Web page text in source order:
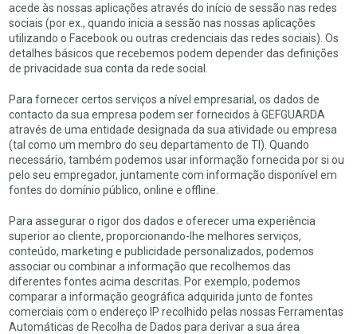
acede às nossas aplicações através do início de sessão nas redes
sociais (por ex., quando inicia a sessão nas nossas aplicações
utilizando o Facebook ou outras credenciais das redes sociais). Os
detalhes básicos que recebemos podem depender das definições
de privacidade sua conta da rede social.
Para fornecer certos serviços a nível empresarial, os dados de
contacto da sua empresa podem ser fornecidos à GEFGUARDA
através de uma entidade designada da sua atividade ou empresa
(tal como um membro do seu departamento de TI). Quando
necessário, também podemos usar informação fornecida por si ou
pelo seu empregador, juntamente com informação disponível em
fontes do domínio público, online e offline.
Para assegurar o rigor dos dados e oferecer uma experiência
superior ao cliente, proporcionando-lhe melhores serviços,
conteúdo, marketing e publicidade personalizados, podemos
associar ou combinar a informação que recolhemos das
diferentes fontes acima descritas. Por exemplo, podemos
comparar a informação geográfica adquirida junto de fontes
comerciais com o endereço IP recolhido pelas nossas Ferramentas
Automáticas de Recolha de Dados para derivar a sua área